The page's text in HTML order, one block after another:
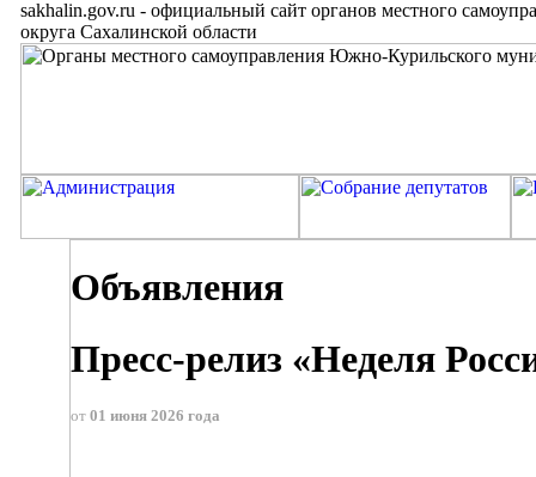
sakhalin.gov.ru - официальный сайт органов местного
округа Сахалинской области
Объявления
Пресс-релиз «Неделя
от 01 июня 2026 года